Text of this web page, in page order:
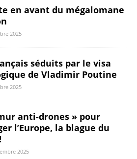
en avant du mégalomane
2025
séduits par le visa
de Vladimir Poutine
2025
anti-drones » pour
l’Europe, la blague du
2025